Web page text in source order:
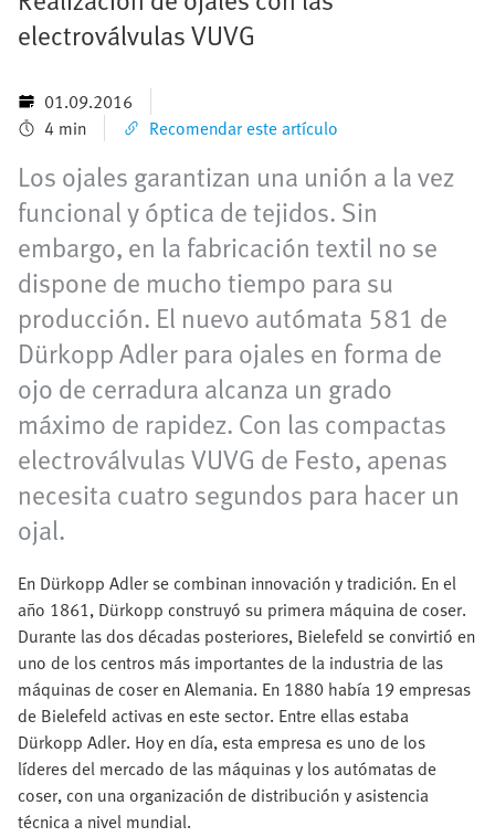
electroválvulas VUVG
01.09.2016
4 min
Recomendar este artículo
Los ojales garantizan una unión a la vez
funcional y óptica de tejidos. Sin
embargo, en la fabricación textil no se
dispone de mucho tiempo para su
producción. El nuevo autómata 581 de
Dürkopp Adler para ojales en forma de
ojo de cerradura alcanza un grado
máximo de rapidez. Con las compactas
electroválvulas VUVG de Festo, apenas
necesita cuatro segundos para hacer un
ojal.
En Dürkopp Adler se combinan innovación y tradición. En el
año 1861, Dürkopp construyó su primera máquina de coser.
Durante las dos décadas posteriores, Bielefeld se convirtió en
uno de los centros más importantes de la industria de las
máquinas de coser en Alemania. En 1880 había 19 empresas
de Bielefeld activas en este sector. Entre ellas estaba
Dürkopp Adler. Hoy en día, esta empresa es uno de los
líderes del mercado de las máquinas y los autómatas de
coser, con una organización de distribución y asistencia
técnica a nivel mundial.